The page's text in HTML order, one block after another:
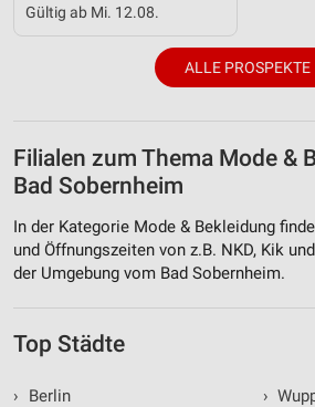
Gültig ab Mi. 12.08.
ALLE PROSPEKTE
Filialen zum Thema Mode &
Bad Sobernheim
In der Kategorie Mode & Bekleidung
und Öffnungszeiten von z.B. NKD, Kik
der Umgebung vom Bad Sobernheim.
Top Städte
›
Berlin
›